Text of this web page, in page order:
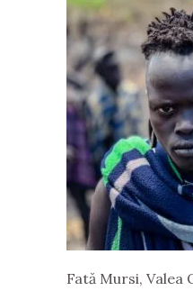
Fată Mursi, Valea